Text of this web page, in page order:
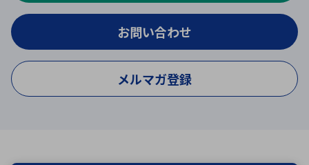
お問い合わせ
メルマガ登録